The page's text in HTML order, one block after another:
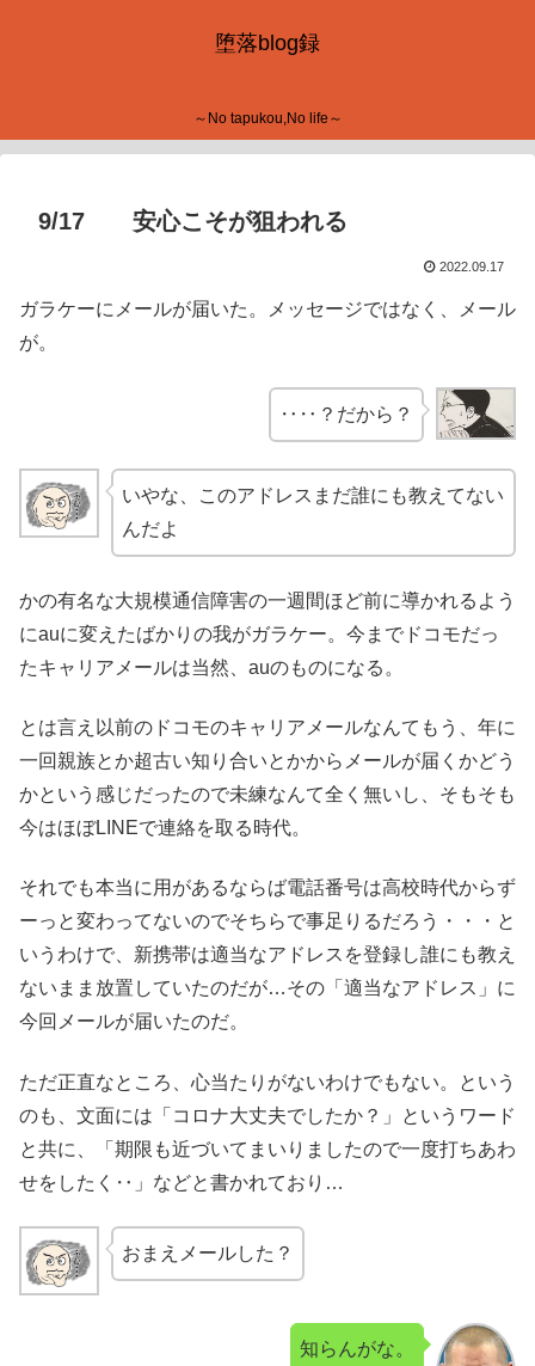
堕落blog録
～No tapukou,No life～
9/17 安心こそが狙われる
2022.09.17
ガラケーにメールが届いた。メッセージではなく、メール
が。
‥‥？だから？
いやな、このアドレスまだ誰にも教えてない
んだよ
かの有名な大規模通信障害の一週間ほど前に導かれるよう
にauに変えたばかりの我がガラケー。今までドコモだっ
たキャリアメールは当然、auのものになる。
とは言え以前のドコモのキャリアメールなんてもう、年に
一回親族とか超古い知り合いとかからメールが届くかどう
かという感じだったので未練なんて全く無いし、そもそも
今はほぼLINEで連絡を取る時代。
それでも本当に用があるならば電話番号は高校時代からず
ーっと変わってないのでそちらで事足りるだろう・・・と
いうわけで、新携帯は適当なアドレスを登録し誰にも教え
ないまま放置していたのだが…その「適当なアドレス」に
今回メールが届いたのだ。
ただ正直なところ、心当たりがないわけでもない。という
のも、文面には「コロナ大丈夫でしたか？」というワード
と共に、「期限も近づいてまいりましたので一度打ちあわ
せをしたく‥」などと書かれており…
おまえメールした？
知らんがな。